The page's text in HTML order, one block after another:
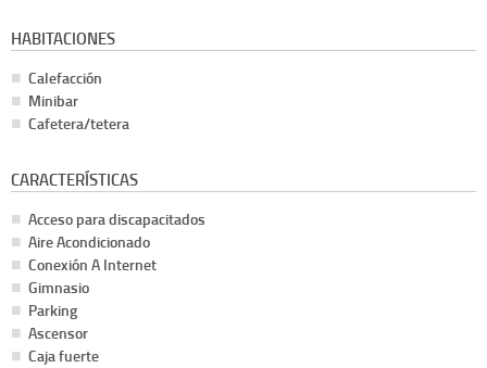
HABITACIONES
Calefacción
Minibar
Cafetera/tetera
CARACTERÍSTICAS
Acceso para discapacitados
Aire Acondicionado
Conexión A Internet
Gimnasio
Parking
Ascensor
Caja fuerte